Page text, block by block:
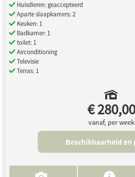
Huisdieren: geaccepteerd
Aparte slaapkamers: 2
Keuken: 1
Badkamer: 1
toilet: 1
Airconditioning
Televisie
Terras: 1
€ 280,00
vanaf, per week
Beschikbaarheid en